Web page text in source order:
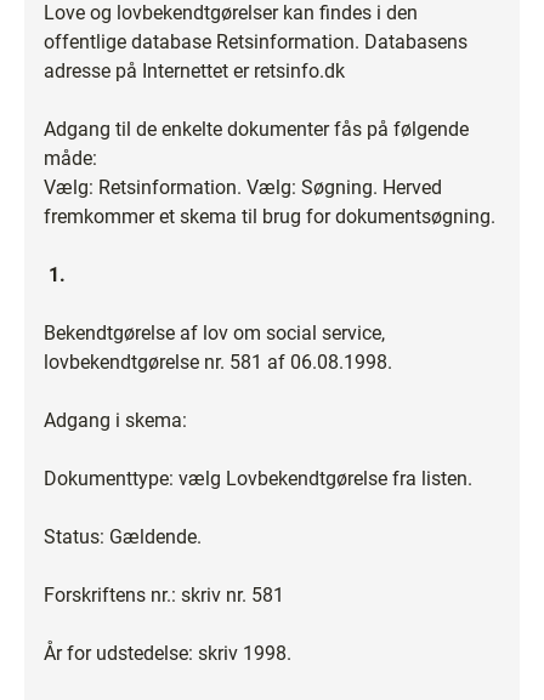
Love og lovbekendtgørelser kan findes i den
offentlige database Retsinformation. Databasens
adresse på Internettet er retsinfo.dk
Adgang til de enkelte dokumenter fås på følgende
måde:
Vælg: Retsinformation. Vælg: Søgning. Herved
fremkommer et skema til brug for dokumentsøgning.
1.
Bekendtgørelse af lov om social service,
lovbekendtgørelse nr. 581 af 06.08.1998.
Adgang i skema:
Dokumenttype: vælg Lovbekendtgørelse fra listen.
Status: Gældende.
Forskriftens nr.: skriv nr. 581
År for udstedelse: skriv 1998.